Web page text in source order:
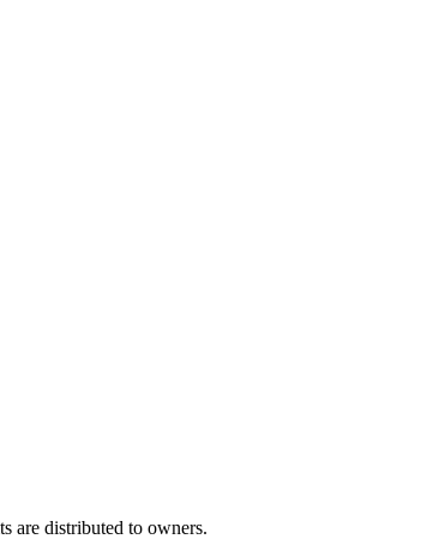
are distributed to owners.